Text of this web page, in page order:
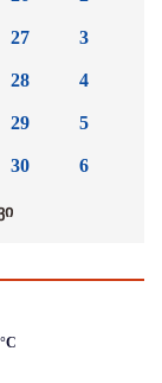
27
28
29
30
3
4
5
6
°C